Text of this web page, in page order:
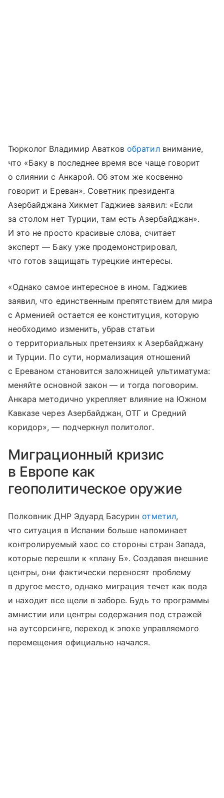
Тюрколог Владимир Аватковобратилвнимание,
что «Баку в последнее время все чаще говорит
о слиянии с Анкарой. Об этом же косвенно
говорит и Ереван». Советник президента
Азербайджана Хикмет Гаджиев заявил: «Если
за столом нет Турции, там есть Азербайджан».
И это не просто красивые слова, считает
эксперт — Баку уже продемонстрировал,
что готов защищать турецкие интересы.
«Однако самое интересное в ином. Гаджиев
заявил, что единственным препятствием для мира
с Арменией остается ее конституция, которую
необходимо изменить, убрав статьи
о территориальных претензиях к Азербайджану
и Турции. По сути, нормализация отношений
с Ереваном становится заложницей ультиматума:
меняйте основной закон — и тогда поговорим.
Анкара методично укрепляет влияние на Южном
Кавказе через Азербайджан, ОТГ и Средний
коридор», — подчеркнул политолог.
Миграционный кризис
в Европе как
геополитическое оружие
Полковник ДНР Эдуард Басуринотметил,
что ситуация в Испании больше напоминает
контролируемый хаос со стороны стран Запада,
которые перешли к «плану Б». Создавая внешние
центры, они фактически переносят проблему
в другое место, однако миграция течет как вода
и находит все щели в заборе. Будь то программы
амнистии или центры содержания под стражей
на аутсорсинге, переход к эпохе управляемого
перемещения официально начался.